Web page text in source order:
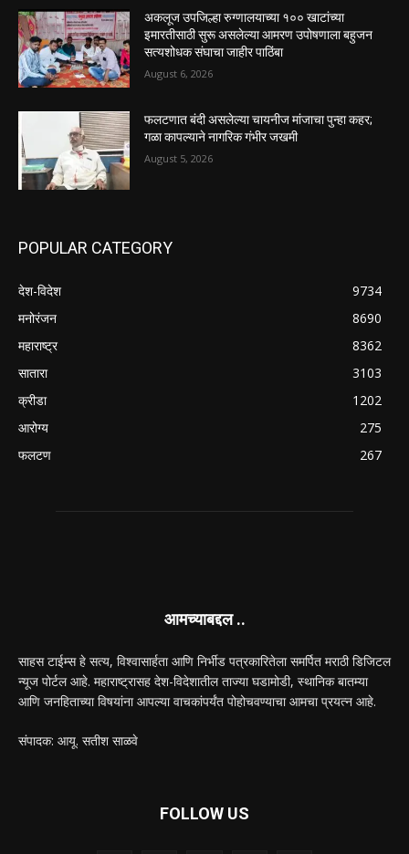
अकलूज उपजिल्हा रुग्णालयाच्या १०० खाटांच्या
इमारतीसाठी सुरू असलेल्या आमरण उपोषणाला बहुजन
सत्यशोधक संघाचा जाहीर पाठिंबा
August 6, 2026
फलटणात बंदी असलेल्या चायनीज मांजाचा पुन्हा कहर;
गळा कापल्याने नागरिक गंभीर जखमी
August 5, 2026
POPULAR CATEGORY
देश-विदेश
9734
मनोरंजन
8690
महाराष्ट्र
8362
सातारा
3103
क्रीडा
1202
आरोग्य
275
फलटण
267
आमच्याबद्दल ..
साहस टाईम्स हे सत्य, विश्वासार्हता आणि निर्भीड पत्रकारितेला समर्पित मराठी डिजिटल
न्यूज पोर्टल आहे. महाराष्ट्रासह देश-विदेशातील ताज्या घडामोडी, स्थानिक बातम्या
आणि जनहिताच्या विषयांना आपल्या वाचकांपर्यंत पोहोचवण्याचा आमचा प्रयत्न आहे.
संपादक: आयू. सतीश साळवे
FOLLOW US